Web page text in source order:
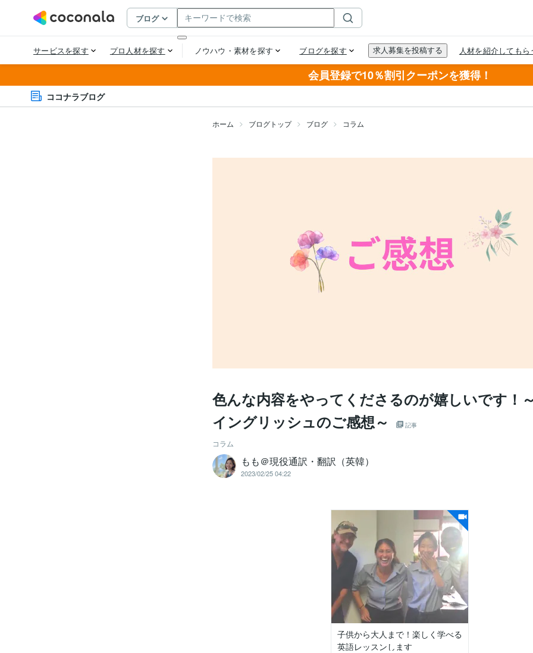
会員登録で10％割引クーポンを獲得！
ココナラブログ
ホーム ブログトップ ブログ コラム
色んな内容をやってくださるのが嬉しいです！
イングリッシュのご感想～
記事
コラム
もも＠現役通訳・翻訳（英韓）
2023/02/25 04:22
子供から大人まで！楽しく学べる
英語レッスンします